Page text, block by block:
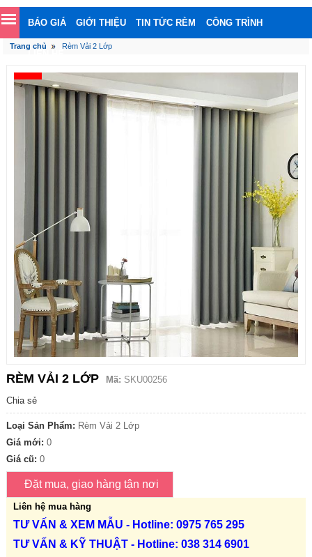
BÁO GIÁ GIỚI THIỆU TIN TỨC RÈM CÔNG TRÌNH
Trang chủ Rèm Vải 2 Lớp
RÈM VẢI 2 LỚP Mã: SKU00256
Chia sẻ
Loại Sản Phẩm: Rèm Vải 2 Lớp
Giá mới: 0
Giá cũ: 0
Liên hệ mua hàng
TƯ VẤN & XEM MẪU - Hotline: 0975 765 295
TƯ VẤN & KỸ THUẬT- Hotline: 038 314 6901